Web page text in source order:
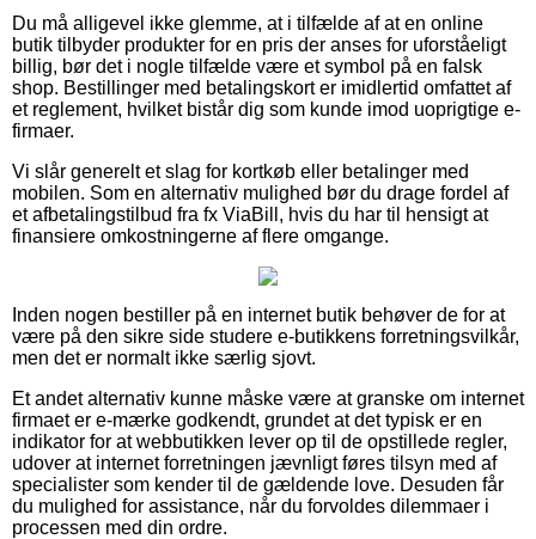
Du må alligevel ikke glemme, at i tilfælde af at en online
butik tilbyder produkter for en pris der anses for uforståeligt
billig, bør det i nogle tilfælde være et symbol på en falsk
shop. Bestillinger med betalingskort er imidlertid omfattet af
et reglement, hvilket bistår dig som kunde imod uoprigtige e-
firmaer.
Vi slår generelt et slag for kortkøb eller betalinger med
mobilen. Som en alternativ mulighed bør du drage fordel af
et afbetalingstilbud fra fx ViaBill, hvis du har til hensigt at
finansiere omkostningerne af flere omgange.
Inden nogen bestiller på en internet butik behøver de for at
være på den sikre side studere e-butikkens forretningsvilkår,
men det er normalt ikke særlig sjovt.
Et andet alternativ kunne måske være at granske om internet
firmaet er e-mærke godkendt, grundet at det typisk er en
indikator for at webbutikken lever op til de opstillede regler,
udover at internet forretningen jævnligt føres tilsyn med af
specialister som kender til de gældende love. Desuden får
du mulighed for assistance, når du forvoldes dilemmaer i
processen med din ordre.